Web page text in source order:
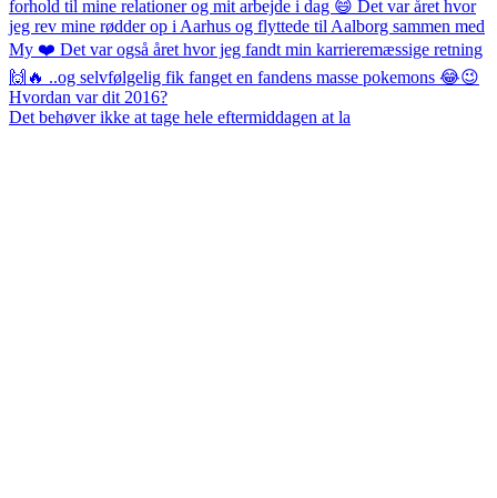
Det behøver ikke at tage hele eftermiddagen at la